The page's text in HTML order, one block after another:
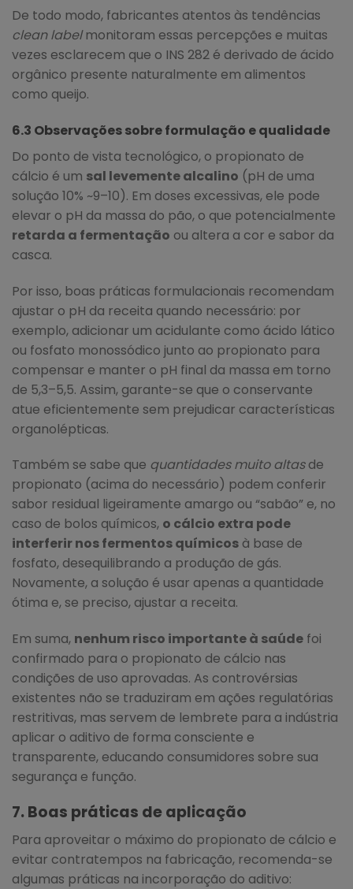
De todo modo, fabricantes atentos às tendências
clean labelmonitoram essas percepções e muitas
vezes esclarecem que o INS 282 é derivado de ácido
orgânico presente naturalmente em alimentos
como queijo.
6.3 Observações sobre formulação e qualidade
Do ponto de vista tecnológico, o propionato de
cálcio é um sal levemente alcalino (pH de uma
solução 10% ~9–10). Em doses excessivas, ele pode
elevar o pH da massa do pão, o que potencialmente
retarda a fermentação ou altera a cor e sabor da
casca.
Por isso, boas práticas formulacionais recomendam
ajustar o pH da receita quando necessário: por
exemplo, adicionar um acidulante como ácido lático
ou fosfato monossódico junto ao propionato para
compensar e manter o pH final da massa em torno
de 5,3–5,5. Assim, garante-se que o conservante
atue eficientemente sem prejudicar características
organolépticas.
Também se sabe que quantidades muito altasde
propionato (acima do necessário) podem conferir
sabor residual ligeiramente amargo ou “sabão” e, no
caso de bolos químicos, o cálcio extra pode
interferir nos fermentos químicos à base de
fosfato, desequilibrando a produção de gás.
Novamente, a solução é usar apenas a quantidade
ótima e, se preciso, ajustar a receita.
Em suma, nenhum risco importante à saúde foi
confirmado para o propionato de cálcio nas
condições de uso aprovadas. As controvérsias
existentes não se traduziram em ações regulatórias
restritivas, mas servem de lembrete para a indústria
aplicar o aditivo de forma consciente e
transparente, educando consumidores sobre sua
segurança e função.
7. Boas práticas de aplicação
Para aproveitar o máximo do propionato de cálcio e
evitar contratempos na fabricação, recomenda-se
algumas práticas na incorporação do aditivo: